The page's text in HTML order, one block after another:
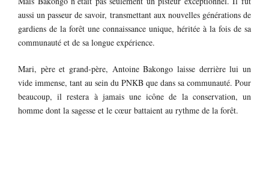
aussi un passeur de savoir, transmettant aux nouvelles générations de
gardiens de la forêt une connaissance unique, héritée à la fois de sa
communauté et de sa longue expérience.
Mari, père et grand-père, Antoine Bakongo laisse derrière lui un
vide immense, tant au sein du PNKB que dans sa communauté. Pour
beaucoup, il restera à jamais une icône de la conservation, un
homme dont la sagesse et le cœur battaient au rythme de la forêt.